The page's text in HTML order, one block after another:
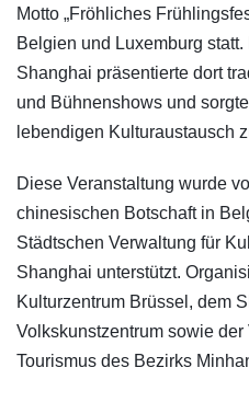
Motto „Fröhliches
Belgien und Luxemburg
Shanghai präsentierte dort
und Bühnenshows und
lebendigen Kulturaustausch
Diese Veranstaltung wurde
chinesischen Botschaft in
Städtschen Verwaltung für
Shanghai unterstützt.
Kulturzentrum Brüssel, dem
Volkskunstzentrum sowie
Tourismus des Bezirks